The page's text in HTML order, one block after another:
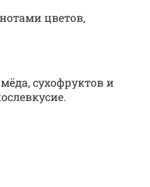
цветов,
сухофруктов и